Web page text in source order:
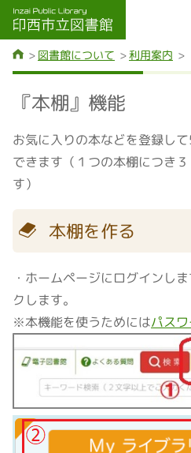
図書館について 利用案内
『本棚』機能
お気に入りの本などを登録し
できます（１つの本棚につき
す）
本棚を作る
・ホームページにログインし
クします。
※本機能を使うためにはパス